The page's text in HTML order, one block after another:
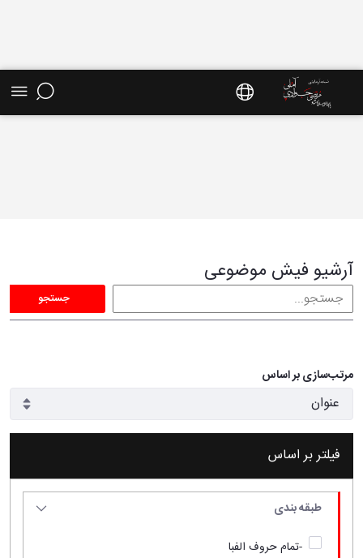
آرشیو فیش موضوعی
جستجو
مرتب‌سازی بر اساس
فیلتر بر اساس
طبقه بندی
-تمام حروف الفبا